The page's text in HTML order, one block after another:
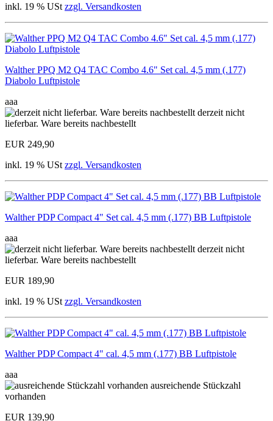
inkl. 19 % USt zzgl. Versandkosten
Walther PPQ M2 Q4 TAC Combo 4.6" Set cal. 4,5 mm (.177)
Diabolo Luftpistole
aaa
derzeit nicht
lieferbar. Ware bereits nachbestellt
EUR 249,90
inkl. 19 % USt zzgl. Versandkosten
Walther PDP Compact 4" Set cal. 4,5 mm (.177) BB Luftpistole
aaa
derzeit nicht
lieferbar. Ware bereits nachbestellt
EUR 189,90
inkl. 19 % USt zzgl. Versandkosten
Walther PDP Compact 4" cal. 4,5 mm (.177) BB Luftpistole
aaa
ausreichende Stückzahl
vorhanden
EUR 139,90